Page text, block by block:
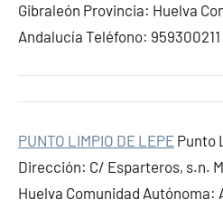
Gibraleón Provincia: Huelva
Andalucía Teléfono: 959300211
PUNTO LIMPIO DE LEPE Punto
Dirección: C/ Esparteros, s.n.
Huelva Comunidad Autónoma: